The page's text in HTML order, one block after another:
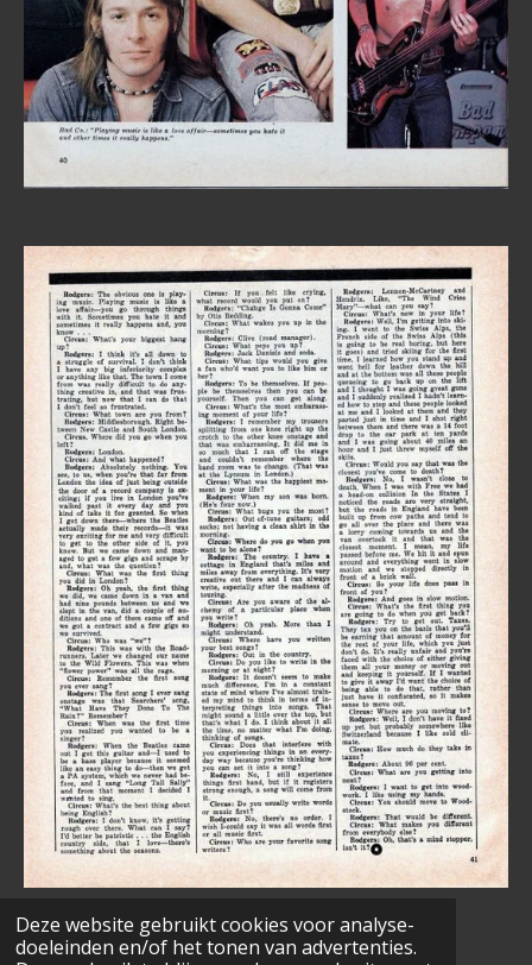
Deze website gebruikt cookies voor analyse-
doeleinden en/of het tonen van advertenties.